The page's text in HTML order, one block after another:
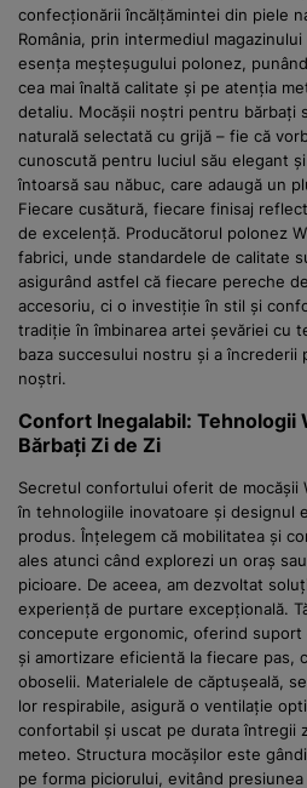
confecționării încălțămintei din piele
România, prin intermediul
esența meșteșugului polonez,
cea mai înaltă calitate și pe atenția
detaliu. Mocășii noștri pentru bărbați
naturală selectată cu grijă – fie că
cunoscută pentru luciul său elegant
întoarsă sau năbuc, care adaugă un
Fiecare cusătură, fiecare finisaj
de excelență. Producătorul polonez
fabrici, unde standardele de calitate
asigurând astfel că fiecare pereche
accesoriu, ci o investiție în stil și
tradiție în îmbinarea artei șevăriei cu
baza succesului nostru și a încrederii
noștri.
Confort Inegalabil: Tehnologii
Bărbați Zi de Zi
Secretul confortului oferit de mocășii
în tehnologiile inovatoare și designul
produs. Înțelegem că mobilitatea și
ales atunci când explorezi un oraș
picioare. De aceea, am dezvoltat
experiență de purtare excepțională.
concepute ergonomic, oferind
și amortizare eficientă la fiecare pas,
oboselii. Materialele de căptușeală,
lor respirabile, asigură o ventilație
confortabil și uscat pe durata întregii
meteo. Structura mocășilor este
pe forma piciorului, evitând